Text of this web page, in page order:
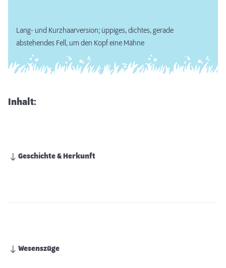
Lang- und Kurzhaarversion; üppiges, dichtes, gerade
abstehendes Fell, um den Kopf eine Mähne
Inhalt:
Geschichte & Herkunft
Wesenszüge